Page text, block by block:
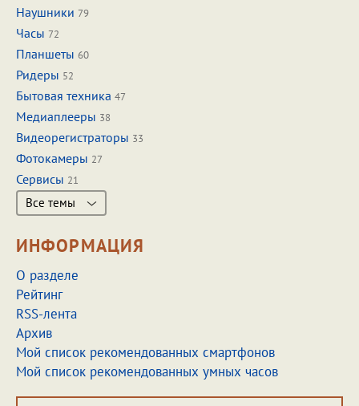
Наушники 79
Часы 72
Планшеты 60
Ридеры 52
Бытовая техника 47
Медиаплееры 38
Видеорегистраторы 33
Фотокамеры 27
Сервисы 21
Все темы
ИНФОРМАЦИЯ
О разделе
Рейтинг
RSS-лента
Архив
Мой список рекомендованных смартфонов
Мой список рекомендованных умных часов